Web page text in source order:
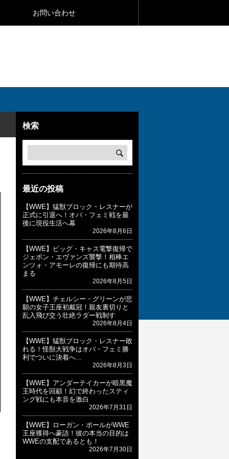
お問い合わせ
検索
最近の投稿
【WWE】猛獣ブロック・レスナーが
正式に引退へ！オバ・フェミ戦を最
後に現役生活へ幕
2026年8月6日
【WWE】ビッグ・キャス電撃復帰で
ジェボン・エヴァンズ襲撃！相棒エ
ンツォ・アモーレの復帰にも期待高
まる
2026年8月5日
【WWE】チェルシー・グリーンが悲
願の女子王座初戴冠！親友裏切りと
乱入飛び交う壮絶ラダー戦制す
2026年8月4日
【WWE】猛獣ブロック・レスナー敗
れる！怪獣大戦争はオバ・フェミ勝
利でついに決着へ…
2026年8月3日
【WWE】アンダーテイカーが暗黒魔
王時代を回顧！幻で終わったスティ
ング戦にも本音を激白
2026年7月31日
【WWE】ローガン・ポールがWWE
王座獲得へ豪語！彼の本当の目的は
WWEの支配であるとも！
2026年7月30日